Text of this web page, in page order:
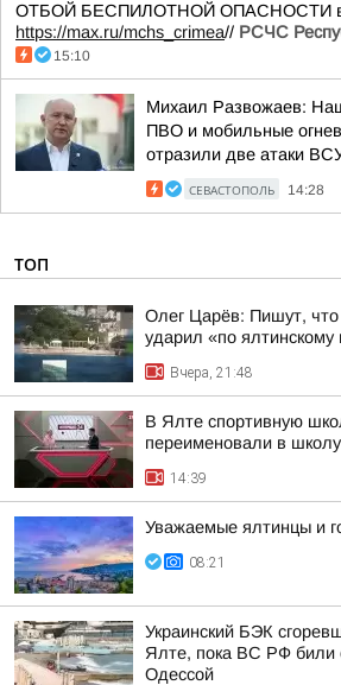
ОТБОЙ БЕСПИЛОТНОЙ ОПАСНОСТИ в
https://max.ru/mchs_crimea// РСЧС
15:10
Михаил Развожаев:
ПВО и мобильные
отразили две атаки
СЕВАСТОПОЛЬ 14:28
ТОП
Олег Царёв: Пишут, что
ударил «по ялтинскому
Вчера, 21:48
В Ялте спортивную
переименовали в
14:39
Уважаемые ялтинцы и
08:21
Украинский БЭК
Ялте, пока ВС РФ били
Одессой